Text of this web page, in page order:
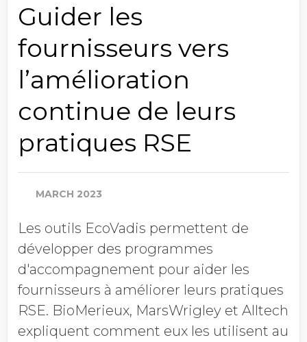
Prénom
Nom
Société
Chiffre d'affaires annuel
Profession
Guider les
fournisseurs vers
l’amélioration
continue de leurs
pratiques RSE
MARCH 2023
Les outils EcoVadis permettent de
développer des programmes
d'accompagnement pour aider les
fournisseurs à améliorer leurs pratiques
RSE. BioMerieux, MarsWrigley et Alltech
expliquent comment eux les utilisent au